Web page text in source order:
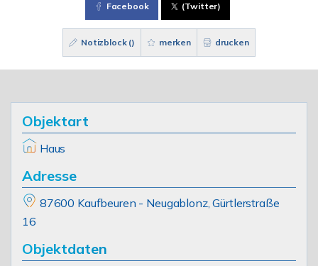
Facebook (Twitter)
Notizblock () merken drucken
Objektart
Haus
Adresse
87600 Kaufbeuren - Neugablonz, Gürtlerstraße
16
Objektdaten